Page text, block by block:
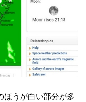
ほうが白い部分が多